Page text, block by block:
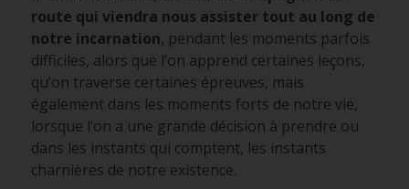
route qui viendra nous assister tout au long de
notre incarnation, pendant les moments parfois
difficiles, alors que l’on apprend certaines leçons,
qu’on traverse certaines épreuves, mais
également dans les moments forts de notre vie,
lorsque l’on a une grande décision à prendre ou
dans les instants qui comptent, les instants
charnières de notre existence.